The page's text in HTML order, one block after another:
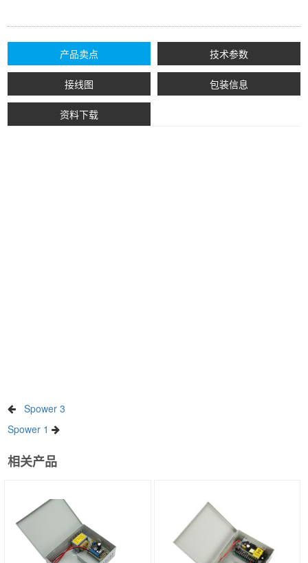
产品卖点 技术参数
接线图 包装信息
资料下载
Spower 3
Spower 1
相关产品